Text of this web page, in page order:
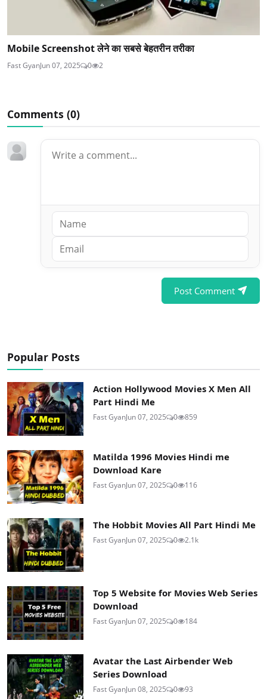
Mobile Screenshot लेने का सबसे बेहतरीन तरीका
Fast GyanJun 07, 2025 0 2
Comments (0)
Post Comment
Popular Posts
Action Hollywood Movies X Men All
Part Hindi Me
Fast GyanJun 07, 2025 0 859
Matilda 1996 Movies Hindi me
Download Kare
Fast GyanJun 07, 2025 0 116
The Hobbit Movies All Part Hindi Me
Fast GyanJun 07, 2025 0 2.1k
Top 5 Website for Movies Web Series
Download
Fast GyanJun 07, 2025 0 184
Avatar the Last Airbender Web
Series Download
Fast GyanJun 08, 2025 0 93